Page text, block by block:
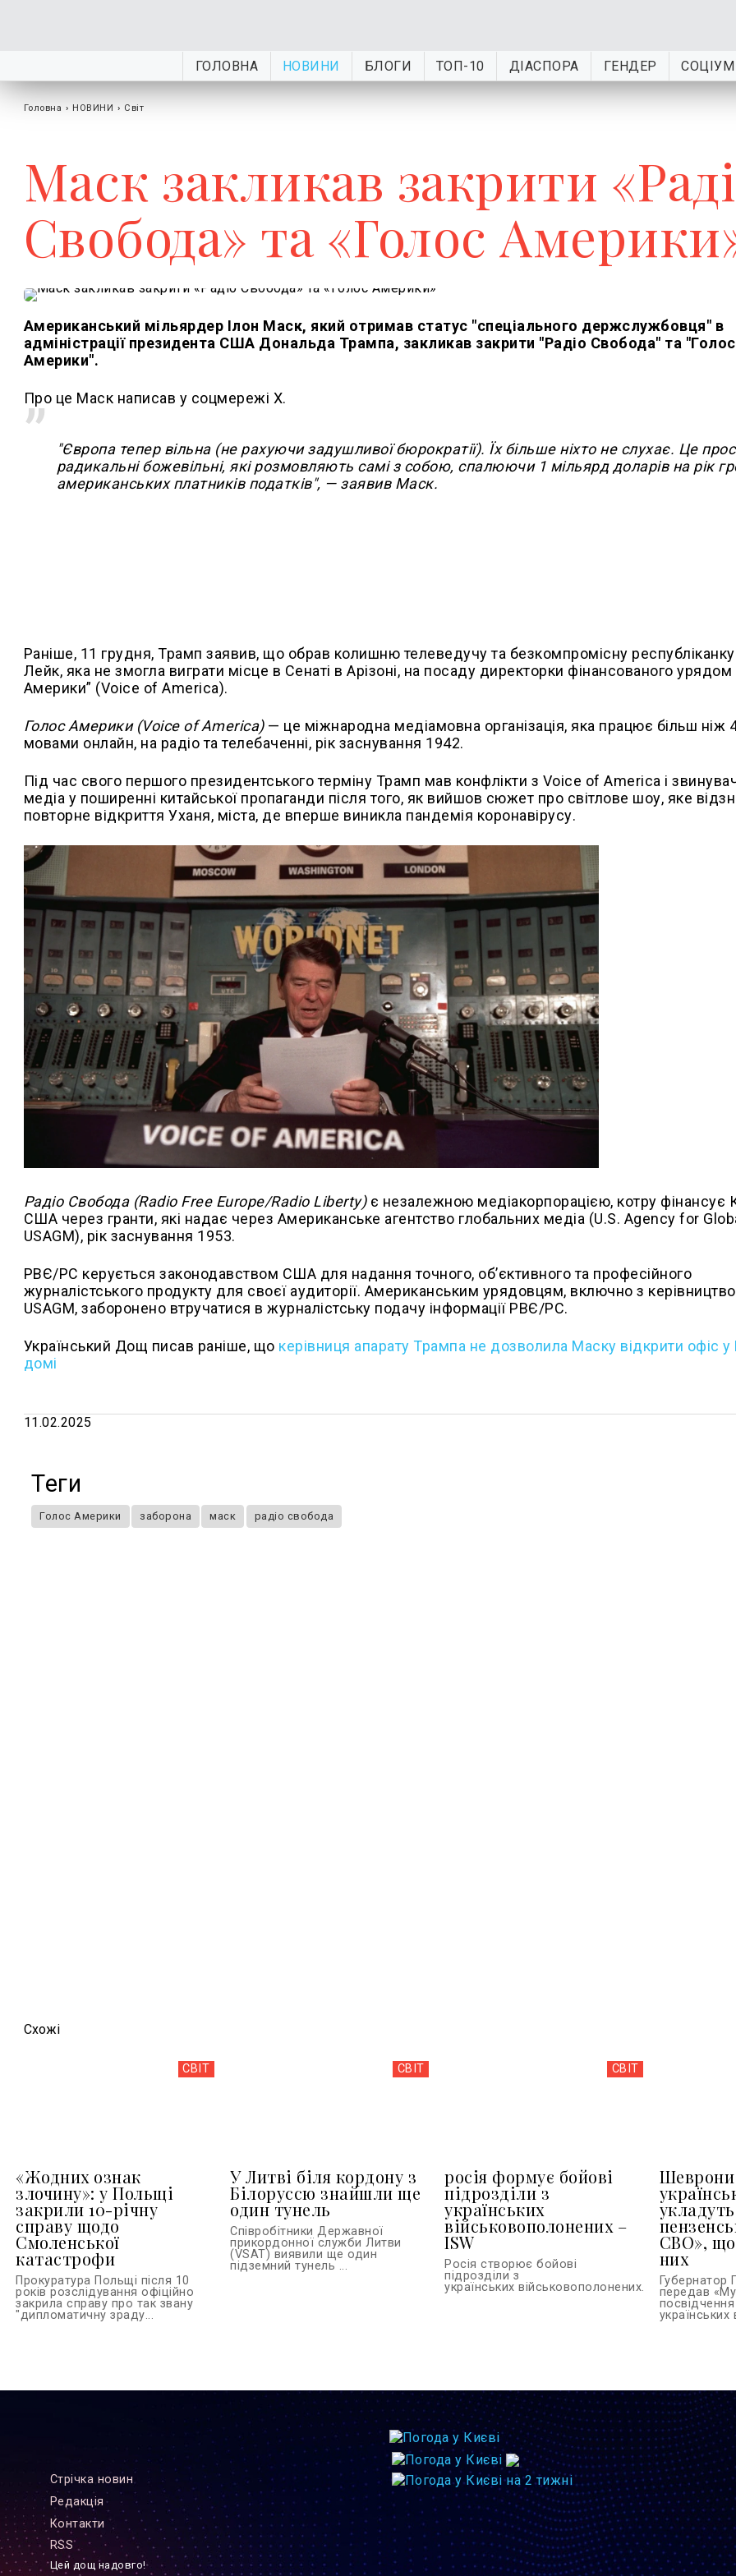
ГОЛОВНА НОВИНИ БЛОГИ ТОП-10 ДІАСПОРА ГЕНДЕР СОЦІУМ
Головна › НОВИНИ › Світ
Маск закликав закрити
Свобода» та «Голос
Американський мільярдер Ілон Маск, який отримав статус "спеціального держслужбовця" в
адміністрації президента США Дональда Трампа, закликав закрити "Радіо Свобода" та "Голос
Америки".
Про це Маск написав у соцмережі Х.
"Європа тепер вільна (не рахуючи задушливої бюрократії). Їх більше ніхто не слухає. Це
радикальні божевільні, які розмовляють самі з собою, спалюючи 1 мільярд доларів на рік
американських платників податків", — заявив Маск.
Раніше, 11 грудня, Трамп заявив, що обрав колишню телеведучу та безкомпромісну республіканку
Лейк, яка не змогла виграти місце в Сенаті в Арізоні, на посаду директорки фінансованого урядом
Америки” (Voice of America).
Голос Америки (Voice of America)— це міжнародна медіамовна організація, яка працює більш ніж
мовами онлайн, на радіо та телебаченні, рік заснування 1942.
Під час свого першого президентського терміну Трамп мав конфлікти з Voice of America і
медіа у поширенні китайської пропаганди після того, як вийшов сюжет про світлове шоу, яке
повторне відкриття Уханя, міста, де вперше виникла пандемія коронавірусу.
Радіо Свобода (Radio Free Europe/Radio Liberty) є незалежною медіакорпорацією, котру фінансує
США через гранти, які надає через Американське агентство глобальних медіа (U.S. Agency for
USAGM), рік заснування 1953.
РВЄ/РС керується законодавством США для надання точного, об’єктивного та професійного
журналістського продукту для своєї аудиторії. Американським урядовцям, включно з
USAGM, заборонено втручатися в журналістську подачу інформації РВЄ/РС.
Український Дощ писав раніше, що керівниця апарату Трампа не дозволила Маску відкрити офіс у
домі
11.02.2025
Теги
Голос Америки заборона маск радіо свобода
Схожi
СВІТ
«Жодних ознак
злочину»: у Польщі
закрили 10-річну
справу щодо
Смоленської
катастрофи
Прокуратура Польщі після 10
років розслідування офіційно
закрила справу про так звану
"дипломатичну зраду...
СВІТ
У Литві біля кордону з
Білоруссю знайшли ще
один тунель
Співробітники Державної
прикордонної служби Литви
(VSAT) виявили ще один
підземний тунель ...
СВІТ
росія формує бойові
підрозділи з
українських
військовополонених –
ISW
Росія створює бойові
підрозділи з
українських військовополонених...
Шеврони
СВО»,
них
Губернатор
передав
українських
Стрiчка новин
Редакцiя
Контакти
RSS
Цей дощ надовго!